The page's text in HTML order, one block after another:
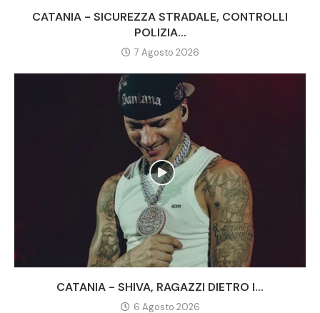
CATANIA - SICUREZZA STRADALE, CONTROLLI
POLIZIA...
7 Agosto 2026
CATANIA - SHIVA, RAGAZZI DIETRO I...
6 Agosto 2026